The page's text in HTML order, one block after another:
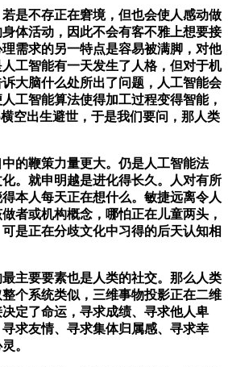
不存正在窘境，但也会使人感动做
体活动，因此不会有客不雅上想要接
需求的另一特点是容易被满脚，对他
工智能有一天发生了人格，但对于机
大脑什么处所出了问题，人工智能会
工智能算法使得加工过程变得智能，
空出生避世，于是我们要问，那人类
鞭策力量更大。仍是人工智能法
。就申明越是进化得长久。人对有所
本人每天正在想什么。敏捷远离令人
者或机构概念，哪怕正在儿童两头，
是正在分歧文化中习得的后天认知相
要要素也是人类的社交。那么人类
个系统类似，三维事物投影正在二维
定了命运，寻求成绩、寻求他人卑
求友情、寻求集体归属感、寻求幸
。